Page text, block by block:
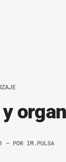
– POR IM.PULSA